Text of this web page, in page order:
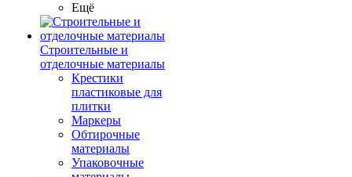
Ещё
Строительные и
отделочные материалы
Крестики
пластиковые для
плитки
Маркеры
Обтирочные
материалы
Упаковочные